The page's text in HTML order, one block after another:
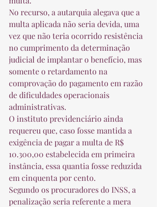
No recurso, a autarquia alegava que a
multa aplicada não seria devida, uma
vez que não teria ocorrido resistência
no cumprimento da determinação
judicial de implantar o benefício, mas
somente o retardamento na
comprovação do pagamento em razão
de dificuldades operacionais
administrativas.
O instituto previdenciário ainda
requereu que, caso fosse mantida a
exigência de pagar a multa de R$
10.300,00 estabelecida em primeira
instância, essa quantia fosse reduzida
em cinquenta por cento.
Segundo os procuradores do INSS, a
penalização seria referente a mera